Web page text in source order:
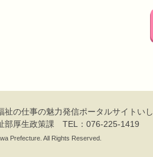
祉の仕事の魅力発信ポータルサイトいし
部厚生政策課 TEL：076-225-1419
Prefecture. All Rights Reserved.